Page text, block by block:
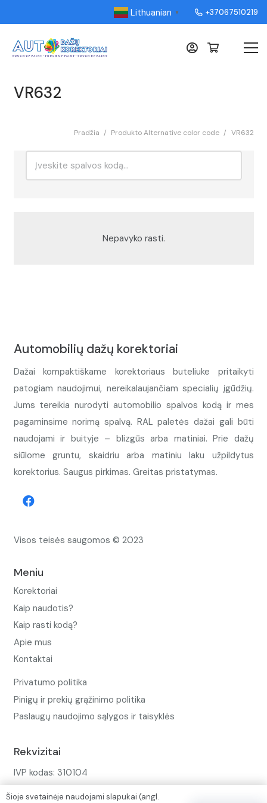
Lithuanian ▼ +37067510219
VR632
Pradžia / Produkto Alternative color code / VR632
Nepavyko rasti.
Automobilių dažų korektoriai
Dažai kompaktiškame korektoriaus buteliuke pritaikyti
patogiam naudojimui, nereikalaujančiam specialių įgūdžių.
Jums tereikia nurodyti automobilio spalvos kodą ir mes
pagaminsime norimą spalvą. RAL paletės dažai gali būti
naudojami ir buityje – blizgūs arba matiniai. Prie dažų
siūlome gruntu, skaidriu arba matiniu laku užpildytus
korektorius. Saugus pirkimas. Greitas pristatymas.
Visos teisės saugomos © 2023
Meniu
Korektoriai
Kaip naudotis?
Kaip rasti kodą?
Apie mus
Kontaktai
Privatumo politika
Pinigų ir prekių grąžinimo politika
Paslaugų naudojimo sąlygos ir taisyklės
Rekvizitai
IVP kodas: 310104
Šioje svetainėje naudojami slapukai (angl.